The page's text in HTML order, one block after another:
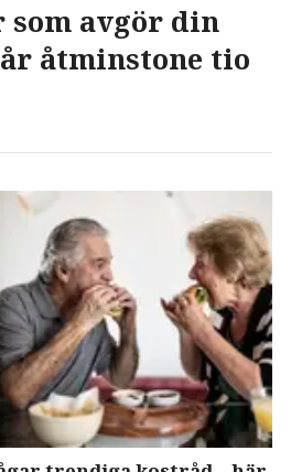
som avgör din
åtminstone tio